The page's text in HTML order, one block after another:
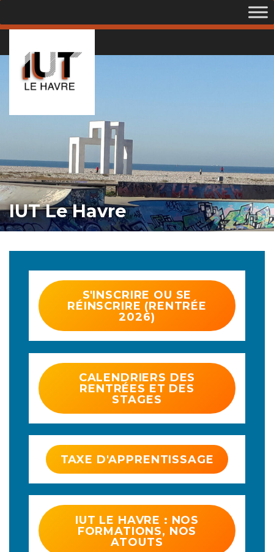
IUT Le Havre
S'INSCRIRE OU SE
RÉINSCRIRE (RENTRÉE
2026)
CALENDRIERS DES
RENTRÉES ET DES
STAGES
TAXE D'APPRENTISSAGE
IUT LE HAVRE : NOS
FORMATIONS, NOS
ATOUTS